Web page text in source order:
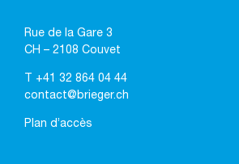
Rue de la Gare 3
CH – 2108 Couvet
+41 32 864 04 44
contact@brieger.ch
Plan d’accès